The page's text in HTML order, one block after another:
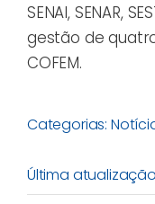
SENAI, SENAR,
gestão de
COFEM.
Categorias:
Última